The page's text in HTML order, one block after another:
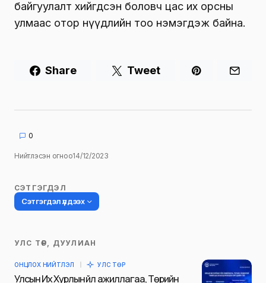
байгуулалт хийгдсэн боловч цас их орсны
улмаас отор нүүдлийн тоо нэмэгдэж байна.
Share Tweet
0
Нийтлэсэн огноо14/12/2023
СЭТГЭГДЭЛ
Сэтгэгдэл үлдээх
Таны имэйл хаягийг нийтлэхгүй.
Шаардлагатай талбаруудыг *гэж
УЛС ТӨР, ДУУЛИАН
ОНЦЛОХ НИЙТЛЭЛ УЛС ТӨР
Улсын Их Хурлын үйл ажиллагаа, Төрийн